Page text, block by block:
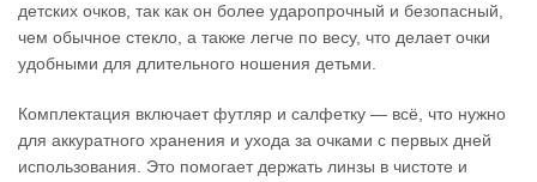
детских очков, так как он более ударопрочный и безопасный,
чем обычное стекло, а также легче по весу, что делает очки
удобными для длительного ношения детьми.
Комплектация включает футляр и салфетку — всё, что нужно
для аккуратного хранения и ухода за очками с первых дней
использования. Это помогает держать линзы в чистоте и